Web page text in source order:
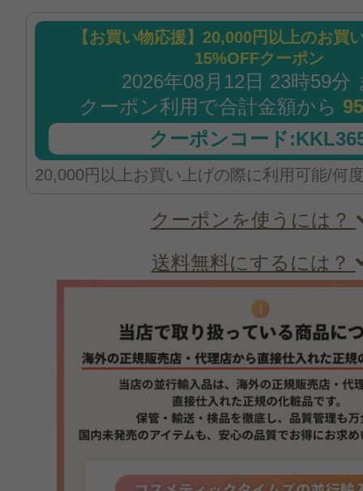
【お買い物応援】20,000円以上のお買
15%OFFクーポン
2026年08月12日 23時59分
クーポン利用で合計金額から
クーポンコード
20,000円以上お買い上げの際に利用可能/何
クーポンを使うには？
送料無料にするには？